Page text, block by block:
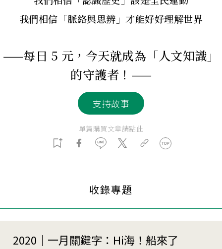
我們相信「脈絡與思辨」才能好好理解世界
——每日 5 元，今天就成為「人文知識」
的守護者！——
支持故事
單篇購買文章請點此
收錄專題
2020｜一月關鍵字：Hi海！船來了